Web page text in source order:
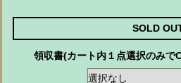
SOLD
領収書(カート内１点選択のみで